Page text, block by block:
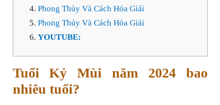
Phong Thủy Và Cách Hóa Giải
Phong Thủy Và Cách Hóa Giải
YOUTUBE:
Tuổi Kỷ Mùi năm 2024 bao
nhiêu tuổi?